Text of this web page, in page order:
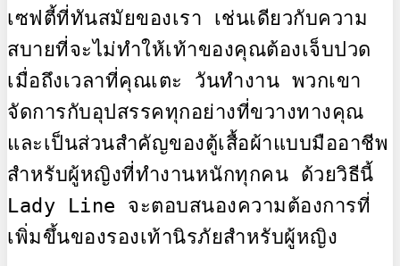
เซฟตี้ที่ทันสมัยของเรา เช่นเดียวกับความ
สบายที่จะไม่ทำให้เท้าของคุณต้องเจ็บปวด
เมื่อถึงเวลาที่คุณเตะ วันทำงาน พวกเขา
จัดการกับอุปสรรคทุกอย่างที่ขวางทางคุณ
และเป็นส่วนสำคัญของตู้เสื้อผ้าแบบมืออาชีพ
สำหรับผู้หญิงที่ทำงานหนักทุกคน ด้วยวิธีนี้
Lady Line จะตอบสนองความต้องการที่
เพิ่มขึ้นของรองเท้านิรภัยสำหรับผู้หญิง